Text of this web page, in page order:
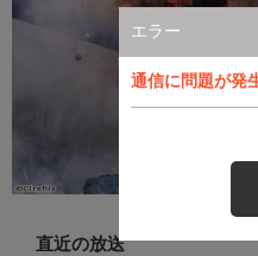
エラー
通信に問題が発
直近の放送